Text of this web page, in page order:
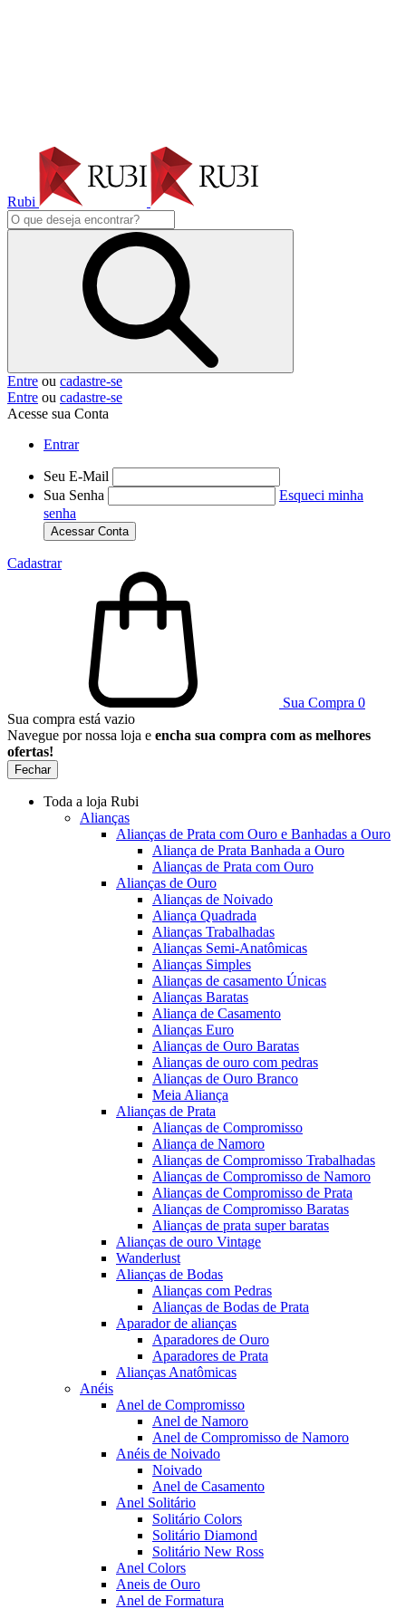
Rubi
Entre ou cadastre-se
Entre ou cadastre-se
Acesse sua Conta
Entrar
Seu E-Mail
Sua Senha
Esqueci minha
senha
Acessar Conta
Cadastrar
Sua Compra 0
Sua compra está vazio
Navegue por nossa loja e encha sua compra com as melhores
ofertas!
Fechar
Toda a loja Rubi
Alianças
Alianças de Prata com Ouro e Banhadas a Ouro
Aliança de Prata Banhada a Ouro
Alianças de Prata com Ouro
Alianças de Ouro
Alianças de Noivado
Aliança Quadrada
Alianças Trabalhadas
Alianças Semi-Anatômicas
Alianças Simples
Alianças de casamento Únicas
Alianças Baratas
Aliança de Casamento
Alianças Euro
Alianças de Ouro Baratas
Alianças de ouro com pedras
Alianças de Ouro Branco
Meia Aliança
Alianças de Prata
Alianças de Compromisso
Aliança de Namoro
Alianças de Compromisso Trabalhadas
Alianças de Compromisso de Namoro
Alianças de Compromisso de Prata
Alianças de Compromisso Baratas
Alianças de prata super baratas
Alianças de ouro Vintage
Wanderlust
Alianças de Bodas
Alianças com Pedras
Alianças de Bodas de Prata
Aparador de alianças
Aparadores de Ouro
Aparadores de Prata
Alianças Anatômicas
Anéis
Anel de Compromisso
Anel de Namoro
Anel de Compromisso de Namoro
Anéis de Noivado
Noivado
Anel de Casamento
Anel Solitário
Solitário Colors
Solitário Diamond
Solitário New Ross
Anel Colors
Aneis de Ouro
Anel de Formatura